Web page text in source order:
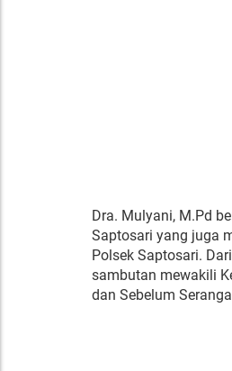
Dra. Mulyani, M.Pd
Saptosari yang juga
Polsek Saptosari.
sambutan mewakili
dan Sebelum